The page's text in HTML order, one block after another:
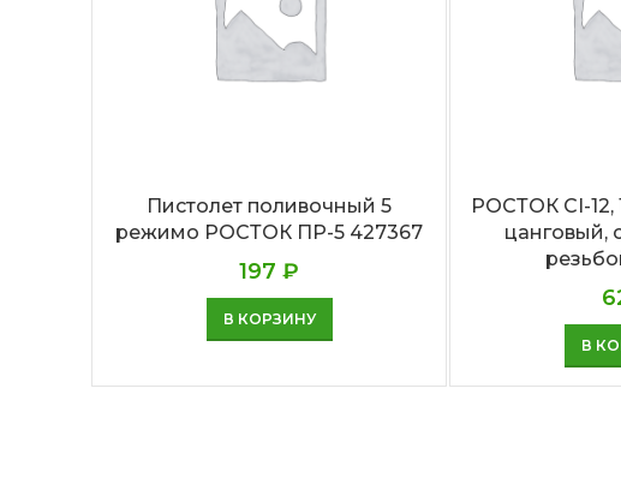
Пистолет поливочный 5
режимо РОСТОК ПР-5 427367
197₽
В КОРЗИНУ
РОСТОК CI-12,
цанговый,
В